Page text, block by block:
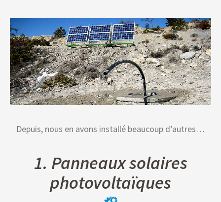
Depuis, nous en avons installé beaucoup d’autres…
1. Panneaux solaires
photovoltaïques